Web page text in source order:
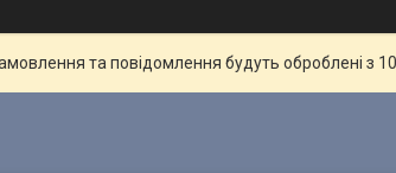
та повідомлення будуть оброблені з